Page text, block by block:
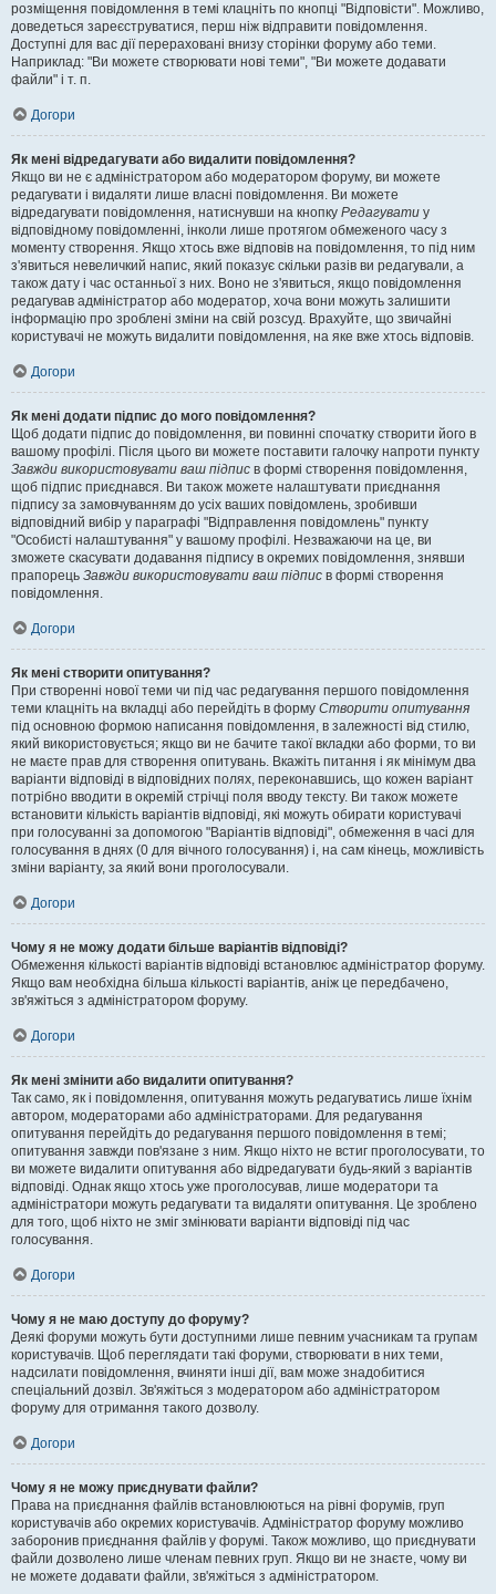
розміщення повідомлення в темі клацніть по кнопці "Відповісти". Можливо,
доведеться зареєструватися, перш ніж відправити повідомлення.
Доступні для вас дії перераховані внизу сторінки форуму або теми.
Наприклад: "Ви можете створювати нові теми", "Ви можете додавати
файли" і т. п.
Догори
Як мені відредагувати або видалити повідомлення?
Якщо ви не є адміністратором або модератором форуму, ви можете
редагувати і видаляти лише власні повідомлення. Ви можете
відредагувати повідомлення, натиснувши на кнопку Редагувати у
відповідному повідомленні, інколи лише протягом обмеженого часу з
моменту створення. Якщо хтось вже відповів на повідомлення, то під ним
з'явиться невеличкий напис, який показує скільки разів ви редагували, а
також дату і час останньої з них. Воно не з'явиться, якщо повідомлення
редагував адміністратор або модератор, хоча вони можуть залишити
інформацію про зроблені зміни на свій розсуд. Врахуйте, що звичайні
користувачі не можуть видалити повідомлення, на яке вже хтось відповів.
Догори
Як мені додати підпис до мого повідомлення?
Щоб додати підпис до повідомлення, ви повинні спочатку створити його в
вашому профілі. Після цього ви можете поставити галочку напроти пункту
Завжди використовувати ваш підпис в формі створення повідомлення,
щоб підпис приєднався. Ви також можете налаштувати приєднання
підпису за замовчуванням до усіх ваших повідомлень, зробивши
відповідний вибір у параграфі "Відправлення повідомлень" пункту
"Особисті налаштування" у вашому профілі. Незважаючи на це, ви
зможете скасувати додавання підпису в окремих повідомлення, знявши
прапорець Завжди використовувати ваш підпис в формі створення
повідомлення.
Догори
Як мені створити опитування?
При створенні нової теми чи під час редагування першого повідомлення
теми клацніть на вкладці або перейдіть в форму Створити опитування
під основною формою написання повідомлення, в залежності від стилю,
який використовується; якщо ви не бачите такої вкладки або форми, то ви
не маєте прав для створення опитувань. Вкажіть питання і як мінімум два
варіанти відповіді в відповідних полях, переконавшись, що кожен варіант
потрібно вводити в окремій стрічці поля вводу тексту. Ви також можете
встановити кількість варіантів відповіді, які можуть обирати користувачі
при голосуванні за допомогою "Варіантів відповіді", обмеження в часі для
голосування в днях (0 для вічного голосування) і, на сам кінець, можливість
зміни варіанту, за який вони проголосували.
Догори
Чому я не можу додати більше варіантів відповіді?
Обмеження кількості варіантів відповіді встановлює адміністратор форуму.
Якщо вам необхідна більша кількості варіантів, аніж це передбачено,
зв'яжіться з адміністратором форуму.
Догори
Як мені змінити або видалити опитування?
Так само, як і повідомлення, опитування можуть редагуватись лише їхнім
автором, модераторами або адміністраторами. Для редагування
опитування перейдіть до редагування першого повідомлення в темі;
опитування завжди пов'язане з ним. Якщо ніхто не встиг проголосувати, то
ви можете видалити опитування або відредагувати будь-який з варіантів
відповіді. Однак якщо хтось уже проголосував, лише модератори та
адміністратори можуть редагувати та видаляти опитування. Це зроблено
для того, щоб ніхто не зміг змінювати варіанти відповіді під час
голосування.
Догори
Чому я не маю доступу до форуму?
Деякі форуми можуть бути доступними лише певним учасникам та групам
користувачів. Щоб переглядати такі форуми, створювати в них теми,
надсилати повідомлення, вчиняти інші дії, вам може знадобитися
спеціальний дозвіл. Зв'яжіться з модератором або адміністратором
форуму для отримання такого дозволу.
Догори
Чому я не можу приєднувати файли?
Права на приєднання файлів встановлюються на рівні форумів, груп
користувачів або окремих користувачів. Адміністратор форуму можливо
заборонив приєднання файлів у форумі. Також можливо, що приєднувати
файли дозволено лише членам певних груп. Якщо ви не знаєте, чому ви
не можете додавати файли, зв'яжіться з адміністратором.